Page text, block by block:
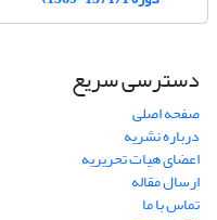
دسترسی سریع
صفحه اصلی
درباره نشریه
اعضای هیات تحریریه
ارسال مقاله
تماس با ما